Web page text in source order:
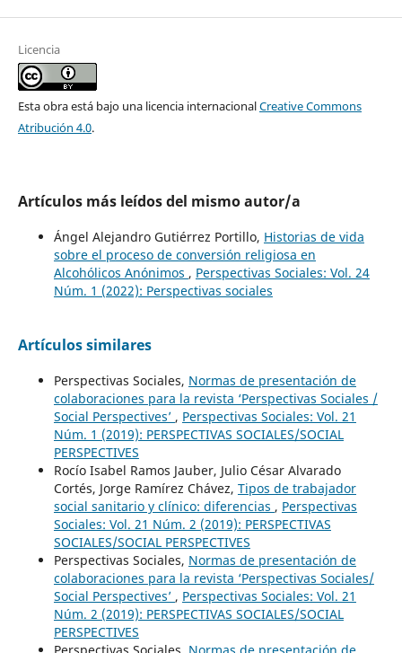
Licencia
Esta obra está bajo una licencia internacionalCreative Commons
Atribución 4.0.
Artículos más leídos del mismo autor/a
Ángel Alejandro Gutiérrez Portillo, Historias de vida
sobre el proceso de conversión religiosa en
Alcohólicos Anónimos , Perspectivas Sociales: Vol. 24
Núm. 1 (2022): Perspectivas sociales
Artículos similares
Perspectivas Sociales, Normas de presentación de
colaboraciones para la revista ‘Perspectivas Sociales /
Social Perspectives’ , Perspectivas Sociales: Vol. 21
Núm. 1 (2019): PERSPECTIVAS SOCIALES/SOCIAL
PERSPECTIVES
Rocío Isabel Ramos Jauber, Julio César Alvarado
Cortés, Jorge Ramírez Chávez, Tipos de trabajador
social sanitario y clínico: diferencias , Perspectivas
Sociales: Vol. 21 Núm. 2 (2019): PERSPECTIVAS
SOCIALES/SOCIAL PERSPECTIVES
Perspectivas Sociales, Normas de presentación de
colaboraciones para la revista ‘Perspectivas Sociales/
Social Perspectives’ , Perspectivas Sociales: Vol. 21
Núm. 2 (2019): PERSPECTIVAS SOCIALES/SOCIAL
PERSPECTIVES
Perspectivas Sociales, Normas de presentación de